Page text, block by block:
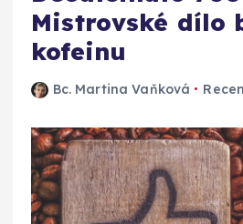
Mistrovské dílo
kofeinu
Bc. Martina Vaňková